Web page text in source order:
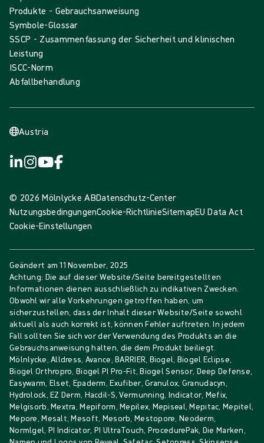
Produkte - Gebrauchsanweisung
Symbole-Glossar
SSCP - Zusammenfassung der Sicherheit und klinischen
Leistung
ISCC-Norm
Abfallbehandlung
Austria
© 2026 Mölnlycke ABDatenschutz-Center
NutzungsbedingungenCookie-RichtlinieSitemapEU Data Act
Cookie-Einstellungen
Geändert am11 November, 2025
Achtung: Die auf dieser Website/Seite bereitgestellten
Informationen dienen ausschließlich zu indikativen Zwecken.
Obwohl wir alle Vorkehrungen getroffen haben, um
sicherzustellen, dass der Inhalt dieser Website/Seite sowohl
aktuell als auch korrekt ist, können Fehler auftreten. In jedem
Fall sollten Sie sich vor der Verwendung des Produkts an die
Gebrauchsanweisung halten, die dem Produkt beiliegt.
Mölnlycke, Alldress, Avance, BARRIER, Biogel, Biogel Eclipse,
Biogel Orthropro, Biogel PI Pro-Fit, Biogel Sensor, Deep Defense,
Easywarm, Elset, Epaderm, Exufiber, Granulox, Granudacyn,
Hydrolock, EZ Derm, Hacdil-S, Vermunning, Indicator, Mefix,
Melgisorb, Mextra, Mepiform, Mepilex, Mepiseal, Mepitac, Mepitel,
Mepore, Mesalt, Mesoft, Mesorb, Mestopore, Neoderm,
Normlgel, PI Indicator, PI UltraTouch, ProcedurePak, Die Marken,